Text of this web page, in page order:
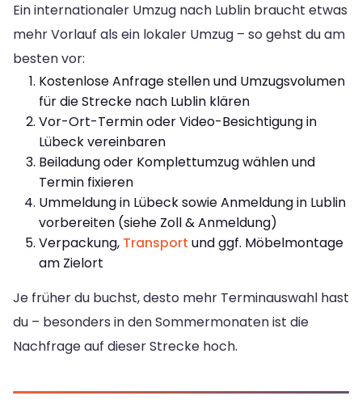
Ein internationaler Umzug nach Lublin braucht etwas
mehr Vorlauf als ein lokaler Umzug – so gehst du am
besten vor:
Kostenlose Anfrage stellen und Umzugsvolumen
für die Strecke nach Lublin klären
Vor-Ort-Termin oder Video-Besichtigung in
Lübeck vereinbaren
Beiladung oder Komplettumzug wählen und
Termin fixieren
Ummeldung in Lübeck sowie Anmeldung in Lublin
vorbereiten (siehe Zoll & Anmeldung)
Verpackung, Transport und ggf. Möbelmontage
am Zielort
Je früher du buchst, desto mehr Terminauswahl hast
du – besonders in den Sommermonaten ist die
Nachfrage auf dieser Strecke hoch.